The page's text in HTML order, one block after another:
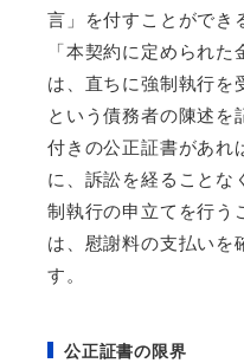
言」を付すことができ
「本契約に定められ
は、直ちに強制執行を
という債務者の陳述を
付きの公正証書があれ
に、訴訟を経ることな
制執行の申立てを行う
は、慰謝料の支払いを
す。
公正証書の限界